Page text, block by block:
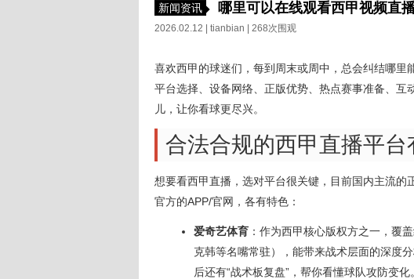
新闻资讯 哪里可以在线观看西甲视频直
2026.02.12 | tianbian | 268次围观
喜欢西甲的球迷们，每到周末或周中，总会纠结哪里
平台选择、设备网络、正版优势、热点赛事准备、
儿，让你看球更尽兴。
合法合规的西甲直播平台
想要看西甲直播，选对平台很关键，目前国内主流的
官方的APP/官网，各有特色：
爱奇艺体育 ：作为西甲核心版权方之一，覆
克韩等名嘴常驻），能带来战术层面的深度
后还有“战术板复盘”，帮你看懂球队攻防变化。